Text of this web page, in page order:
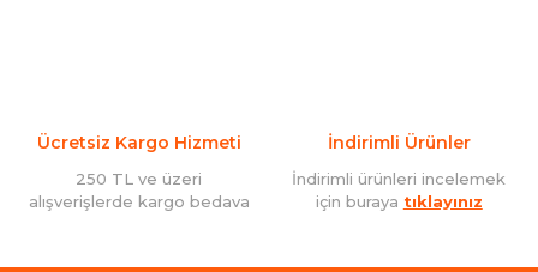
Ücretsiz Kargo Hizmeti
250 TL ve üzeri
alışverişlerde kargo bedava
İndirimli Ürünler
İndirimli ürünleri incelemek
için buraya tıklayınız